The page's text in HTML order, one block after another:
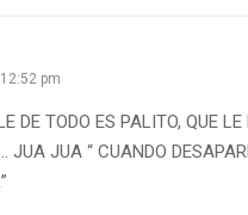
pm
DE TODO ES PALITO, QUE LE
JUA JUA “ CUANDO